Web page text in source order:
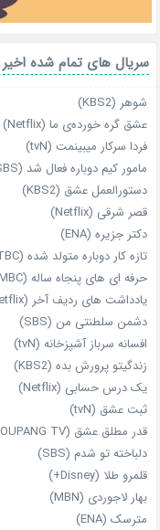
سریال های تمام شده اخیر
شوهر (KBS2)
عشق گره خورده‌ی ما (Netflix)
فردا سرکار میبینمت (tvN)
مامور کیم دوباره فعال شد (SBS)
دستورالعمل عشق (KBS2)
قصر شرقی (Netflix)
دکتر جزیره (ENA)
تازه‌ کار دوباره‌ متولد شده (jTBC)
حرفه‌ ای‌ های پنجاه‌ ساله (MBC)
یادداشت‌ های ردیف آخر (Netflix)
دشمن سلطنتی من (SBS)
افسانه سرباز آشپزخانه (tvN)
زندگیتو پرورش بده (KBS2)
یک درس حسابی (Netflix)
ثبت عشق (tvN)
قدر مطلق عشق (COUPANG TV)
دلباخته تو شدم (SBS)
قلمرو طلا (Disney+)
بهار لاجوردی (MBN)
مترسک (ENA)